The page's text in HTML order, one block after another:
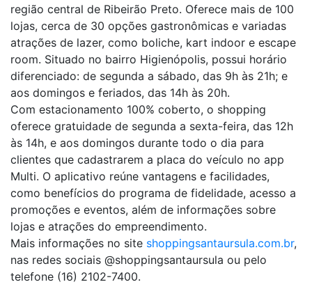
região central de Ribeirão Preto. Oferece mais de 100
lojas, cerca de 30 opções gastronômicas e variadas
atrações de lazer, como boliche, kart indoor e escape
room. Situado no bairro Higienópolis, possui horário
diferenciado: de segunda a sábado, das 9h às 21h; e
aos domingos e feriados, das 14h às 20h.
Com estacionamento 100% coberto, o shopping
oferece gratuidade de segunda a sexta-feira, das 12h
às 14h, e aos domingos durante todo o dia para
clientes que cadastrarem a placa do veículo no app
Multi. O aplicativo reúne vantagens e facilidades,
como benefícios do programa de fidelidade, acesso a
promoções e eventos, além de informações sobre
lojas e atrações do empreendimento.
Mais informações no site shoppingsantaursula.com.br,
nas redes sociais @shoppingsantaursula ou pelo
telefone (16) 2102-7400.